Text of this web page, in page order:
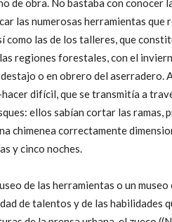
de obra. No bastaba con
las numerosas herramientas que
como las de los talleres, que
regiones forestales, con el
o en obrero del aserradero.
difícil, que se transmitía a
ellos sabían cortar las
chimenea correctamente
y cinco noches.
de las herramientas o un
de talentos y de las habilidades